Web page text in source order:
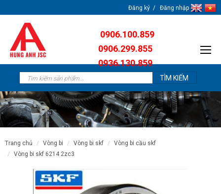
Đăng ký Đăng nhập
0906.100.859
0906.299.855
0936.130.859
trang chủ vòng bi vòng bi skf
vòng bi cầu skf
vòng bi skf 6214 2zc3